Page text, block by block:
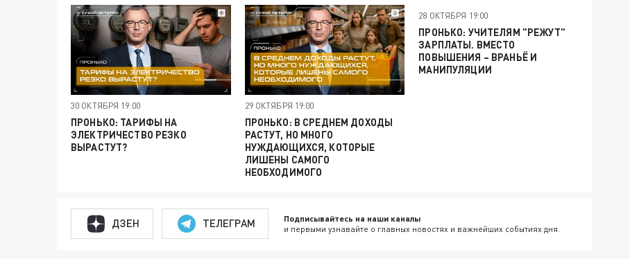
30 ОКТЯБРЯ 19:00
ПРОНЬКО: ТАРИФЫ НА
ЭЛЕКТРИЧЕСТВО РЕЗКО
ВЫРАСТУТ?
29 ОКТЯБРЯ 19:00
ПРОНЬКО: В СРЕДНЕМ ДОХОДЫ
РАСТУТ, НО МНОГО
НУЖДАЮЩИХСЯ, КОТОРЫЕ
ЛИШЕНЫ САМОГО
НЕОБХОДИМОГО
28 ОКТЯБРЯ 19:00
ПРОНЬКО: УЧИТЕЛЯМ "РЕЖУТ"
ЗАРПЛАТЫ. ВМЕСТО
ПОВЫШЕНИЯ – ВРАНЬЁ И
МАНИПУЛЯЦИИ
ДЗЕН ТЕЛЕГРАМ Подписывайтесь на наши каналы
и первыми узнавайте о главных новостях и важнейших событиях дня.